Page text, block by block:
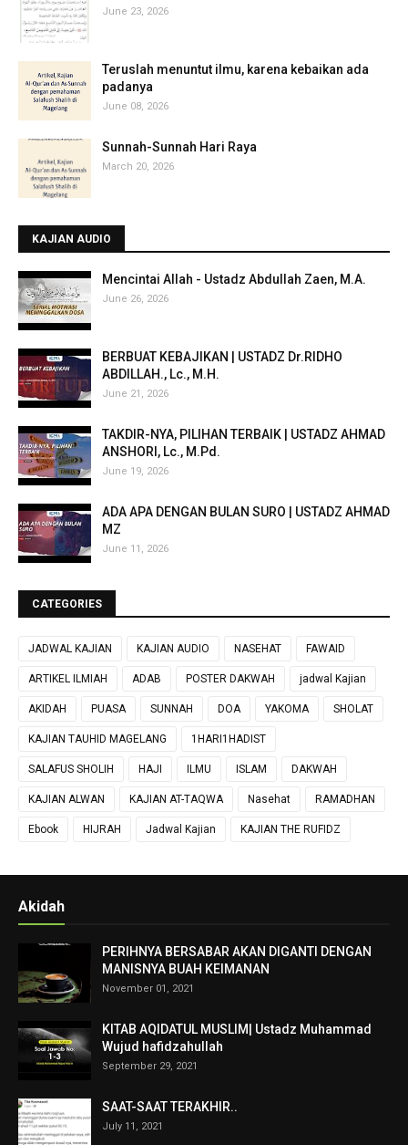
June 23, 2026
Teruslah menuntut ilmu, karena kebaikan ada
padanya
June 08, 2026
Sunnah-Sunnah Hari Raya
March 20, 2026
KAJIAN AUDIO
Mencintai Allah - Ustadz Abdullah Zaen, M.A.
June 26, 2026
BERBUAT KEBAJIKAN | USTADZ Dr.RIDHO
ABDILLAH., Lc., M.H.
June 21, 2026
TAKDIR-NYA, PILIHAN TERBAIK | USTADZ AHMAD
ANSHORI, Lc., M.Pd.
June 19, 2026
ADA APA DENGAN BULAN SURO | USTADZ AHMAD
MZ
June 11, 2026
CATEGORIES
JADWAL KAJIAN KAJIAN AUDIO NASEHAT FAWAID
ARTIKEL ILMIAH ADAB POSTER DAKWAH jadwal Kajian
AKIDAH PUASA SUNNAH DOA YAKOMA SHOLAT
KAJIAN TAUHID MAGELANG 1HARI1HADIST
SALAFUS SHOLIH HAJI ILMU ISLAM DAKWAH
KAJIAN ALWAN KAJIAN AT-TAQWA Nasehat RAMADHAN
Ebook HIJRAH Jadwal Kajian KAJIAN THE RUFIDZ
Akidah
PERIHNYA BERSABAR AKAN DIGANTI DENGAN
MANISNYA BUAH KEIMANAN
November 01, 2021
KITAB AQIDATUL MUSLIM| Ustadz Muhammad
Wujud hafidzahullah
September 29, 2021
SAAT-SAAT TERAKHIR..
July 11, 2021